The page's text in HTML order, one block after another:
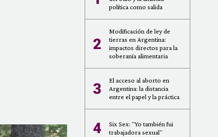
política como salida
2
Modificación de ley de
tierras en Argentina:
impactos directos para la
soberanía alimentaria
3
El acceso al aborto en
Argentina: la distancia
entre el papel y la práctica
4
Six Sex: "Yo también fui
trabajadora sexual"